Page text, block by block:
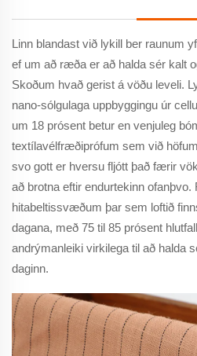
Linn blandast við lykill ber raunum
ef um að ræða er að halda sér kalt
Skoðum hvað gerist á vöðu leveli.
nano-sólgulaga uppbyggingu úr
um 18 prósent betur en venjuleg
textílavélfræðiprófum sem við
svo gott er hversu fljótt það færir
að brotna eftir endurtekinn
hitabeltissvæðum þar sem loftið
dagana, með 75 til 85 prósent
andrýmanleiki virkilega til að halda
daginn.